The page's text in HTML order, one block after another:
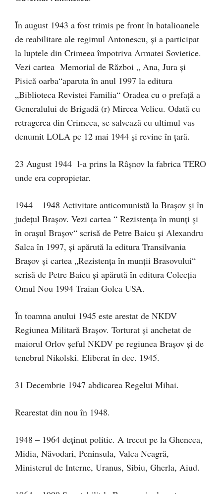
În august 1943 a fost trimis pe front în batalioanele
de reabilitare ale regimul Antonescu, și a participat
la luptele din Crimeea împotriva Armatei Sovietice.
Vezi cartea Memorial de Război „ Ana, Jura și
Pisică oarba“aparuta în anul 1997 la editura
„Biblioteca Revistei Familia“ Oradea cu o prefață a
Generalului de Brigadă (r) Mircea Velicu. Odată cu
retragerea din Crimeea, se salvează cu ultimul vas
denumit LOLA pe 12 mai 1944 și revine în țară.
23 August 1944 l-a prins la Râșnov la fabrica TERO
unde era copropietar.
1944 – 1948 Activitate anticomunistă la Brașov și în
județul Brașov. Vezi cartea “ Rezistenţa în munți și
în orașul Braşov“ scrisă de Petre Baicu și Alexandru
Salca în 1997, și apărută la editura Transilvania
Brașov și cartea „Rezistenţa în munții Brasovului“
scrisă de Petre Baicu și apărută în editura Colecția
Omul Nou 1994 Traian Golea USA.
În toamna anului 1945 este arestat de NKDV
Regiunea Militară Brașov. Torturat și anchetat de
maiorul Orlov șeful NKDV pe regiunea Brașov și de
tenebrul Nikolski. Eliberat în dec. 1945.
31 Decembrie 1947 abdicarea Regelui Mihai.
Rearestat din nou în 1948.
1948 – 1964 deținut politic. A trecut pe la Ghencea,
Midia, Năvodari, Peninsula, Valea Neagră,
Ministerul de Interne, Uranus, Sibiu, Gherla, Aiud.